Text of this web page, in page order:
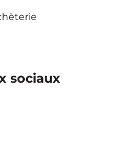
sociaux